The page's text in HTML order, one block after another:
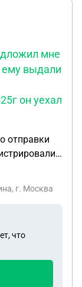
мне
ему выдали
он уехал
отправки
,
после
он
мне
выдали на
г. Москва
что